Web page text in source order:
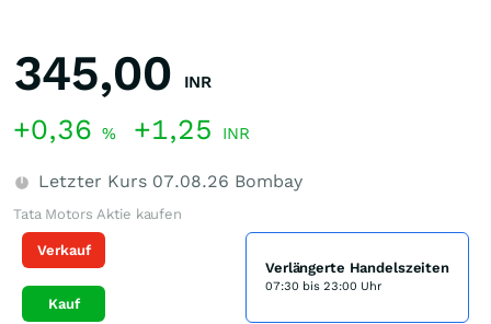
345,00 INR
+0,36 % +1,25 INR
Letzter Kurs 07.08.26 Bombay
Tata Motors Aktie kaufen
Verkauf
Kauf
Verlängerte Handelszeiten
07:30 bis 23:00 Uhr